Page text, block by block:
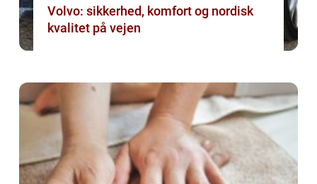
Volvo: sikkerhed, komfort og nordisk
kvalitet på vejen